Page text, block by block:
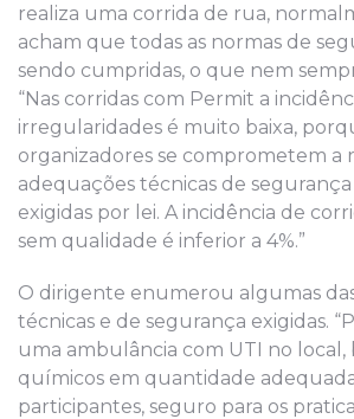
realiza uma corrida de rua,
acham que todas as normas de
sendo cumpridas, o que nem
“Nas corridas com Permit a
irregularidades é muito baixa,
organizadores se comprometem a
adequações técnicas de segurança
exigidas por lei. A incidência de
sem qualidade é inferior a 4%.”
O dirigente enumerou algumas
técnicas e de segurança exigidas.
uma ambulância com UTI no local,
químicos em quantidade
participantes, seguro para os